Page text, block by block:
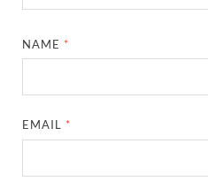
NAME *
EMAIL *